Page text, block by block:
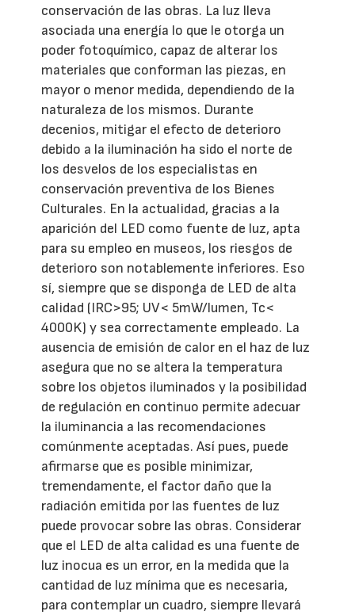
conservación de las obras. La luz lleva
asociada una energía lo que le otorga un
poder fotoquímico, capaz de alterar los
materiales que conforman las piezas, en
mayor o menor medida, dependiendo de la
naturaleza de los mismos. Durante
decenios, mitigar el efecto de deterioro
debido a la iluminación ha sido el norte de
los desvelos de los especialistas en
conservación preventiva de los Bienes
Culturales. En la actualidad, gracias a la
aparición del LED como fuente de luz, apta
para su empleo en museos, los riesgos de
deterioro son notablemente inferiores. Eso
sí, siempre que se disponga de LED de alta
calidad (IRC>95; UV< 5mW/lumen, Tc<
4000K) y sea correctamente empleado. La
ausencia de emisión de calor en el haz de luz
asegura que no se altera la temperatura
sobre los objetos iluminados y la posibilidad
de regulación en continuo permite adecuar
la iluminancia a las recomendaciones
comúnmente aceptadas. Así pues, puede
afirmarse que es posible minimizar,
tremendamente, el factor daño que la
radiación emitida por las fuentes de luz
puede provocar sobre las obras. Considerar
que el LED de alta calidad es una fuente de
luz inocua es un error, en la medida que la
cantidad de luz mínima que es necesaria,
para contemplar un cuadro, siempre llevará